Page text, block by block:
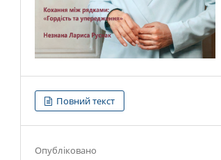
Повний текст
Опубліковано